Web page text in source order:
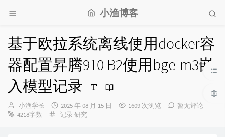
小渔博客
基于欧拉系统离线使用docker容
器配置昇腾910 B2使用bge-m3嵌
入模型记录
博
主：
小渔学长
发
布
2025 年 08 月 15 日 1609 次浏览
暂无评论
4218字数
分
记录研究